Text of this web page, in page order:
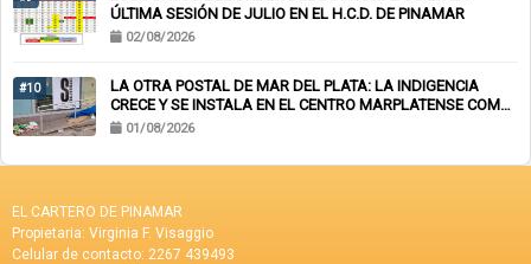
ÚLTIMA SESIÓN DE JULIO EN EL H.C.D. DE PINAMAR
02/08/2026
#10
LA OTRA POSTAL DE MAR DEL PLATA: LA INDIGENCIA
CRECE Y SE INSTALA EN EL CENTRO MARPLATENSE COMO
PAISAJE COTIDIANO
01/08/2026
EL CARTERO DE PINAMAR
Propietaria: Virginia F. Visaggio
Celular de contacto: 2267 439493